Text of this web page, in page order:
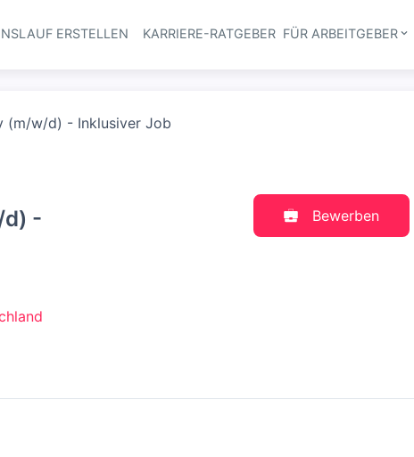
Haupt-Navigation
ERSTELLEN KARRIERE-RATGEBER FÜR ARBEITGEBER
(m/w/d) - Inklusiver Job
-
Bewerben